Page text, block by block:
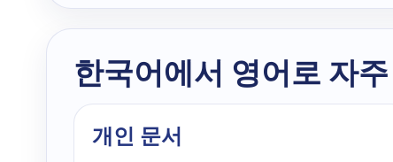
한국어에서 영어로 자
개인 문서